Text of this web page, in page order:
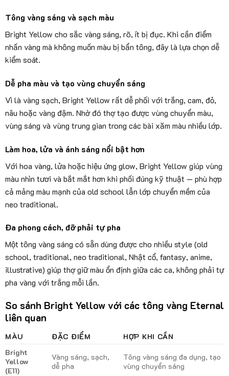
Tông vàng sáng và sạch màu
Bright Yellow cho sắc vàng sáng, rõ, ít bị đục. Khi cần điểm
nhấn vàng mà không muốn màu bị bẩn tông, đây là lựa chọn dễ
kiểm soát.
Dễ pha màu và tạo vùng chuyển sáng
Vì là vàng sạch, Bright Yellow rất dễ phối với trắng, cam, đỏ,
nâu hoặc vàng đậm. Nhờ đó thợ tạo được vùng chuyển màu,
vùng sáng và vùng trung gian trong các bài xăm màu nhiều lớp.
Làm hoa, lửa và ánh sáng nổi bật hơn
Với hoa vàng, lửa hoặc hiệu ứng glow, Bright Yellow giúp vùng
màu nhìn tươi và bắt mắt hơn khi phối đúng kỹ thuật — phù hợp
cả mảng màu mạnh của old school lẫn lớp chuyển mềm của
neo traditional.
Đa phong cách, đỡ phải tự pha
Một tông vàng sáng có sẵn dùng được cho nhiều style (old
school, traditional, neo traditional, Nhật cổ, fantasy, anime,
illustrative) giúp thợ giữ màu ổn định giữa các ca, không phải tự
pha vàng với trắng mỗi lần.
So sánh Bright Yellow với các tông vàng Eternal
liên quan
MÀU ĐẶC ĐIỂM
HỢP KHI CẦN
Bright
Yellow
(E11)
Vàng sáng, sạch,
dễ pha
Tông vàng sáng đa dụng, tạo
vùng chuyển sáng